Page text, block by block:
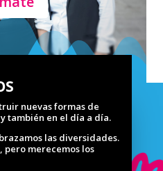
nuevas formas de
también en el día a día.
las diversidades.
pero merecemos los